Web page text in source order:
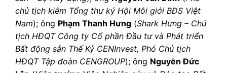
chủ tịch kiêm Tổng thư ký Hội Môi giới BĐS Việt
Nam); ông Phạm Thanh Hưng (Shark Hưng – Chủ
tịch HĐQT Công ty Cổ phần Đầu tư và Phát triển
Bất động sản Thế Kỷ CENInvest, Phó Chủ tịch
HĐQT Tập đoàn CENGROUP); ông Nguyễn Đức